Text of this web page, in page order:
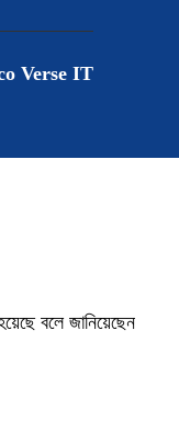
Verse IT
বলে জানিয়েছেন